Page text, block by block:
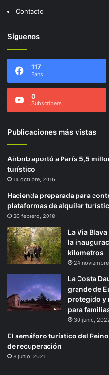
Contacto
Síguenos
117
Fans
0
Subscribers
Publicaciones más vistas
Airbnb aportó a París 5,5
turístico
14 octubre, 2016
Hacienda preparada para
plataformas de alquiler
20 febrero, 2018
La Via
la
kilómetros
24
La Costa
grande de
protegido y
para
30 junio,
El semáforo turístico del
de recuperación
8 junio, 2021